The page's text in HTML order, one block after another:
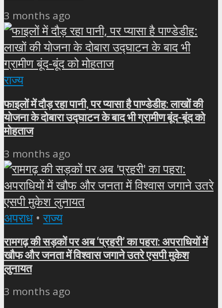
3 months ago
राज्य
फाइलों में दौड़ रहा पानी, पर प्यासा है पाण्डेडीह: लाखों की
योजना के दोबारा उद्घाटन के बाद भी ग्रामीण बूंद-बूंद को
मोहताज
3 months ago
अपराध • राज्य
रामगढ़ की सड़कों पर अब ‘प्रहरी’ का पहरा: अपराधियों में
खौफ और जनता में विश्वास जगाने उतरे एसपी मुकेश
लुनायत
3 months ago